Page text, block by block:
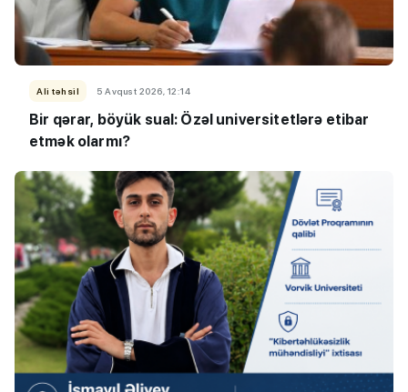
Ali təhsil 5 Avqust 2026, 12:14
Bir qərar, böyük sual: Özəl universitetlərə etibar
etmək olarmı?